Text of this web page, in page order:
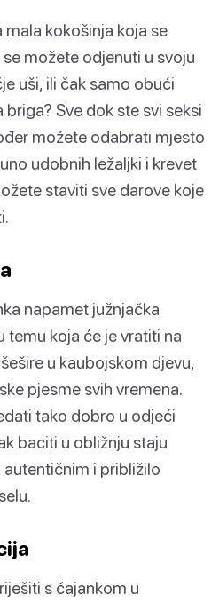
kokošinja koja se
možete odjenuti u svoju
uši, ili čak samo obući
Sve dok ste svi seksi
možete odabrati mjesto
udobnih ležaljki i krevet
staviti sve darove koje
napamet južnjačka
temu koja će je vratiti na
u kaubojskom djevu,
pjesme svih vremena.
tako dobro u odjeći
baciti u obližnju staju
i približilo
s čajankom u